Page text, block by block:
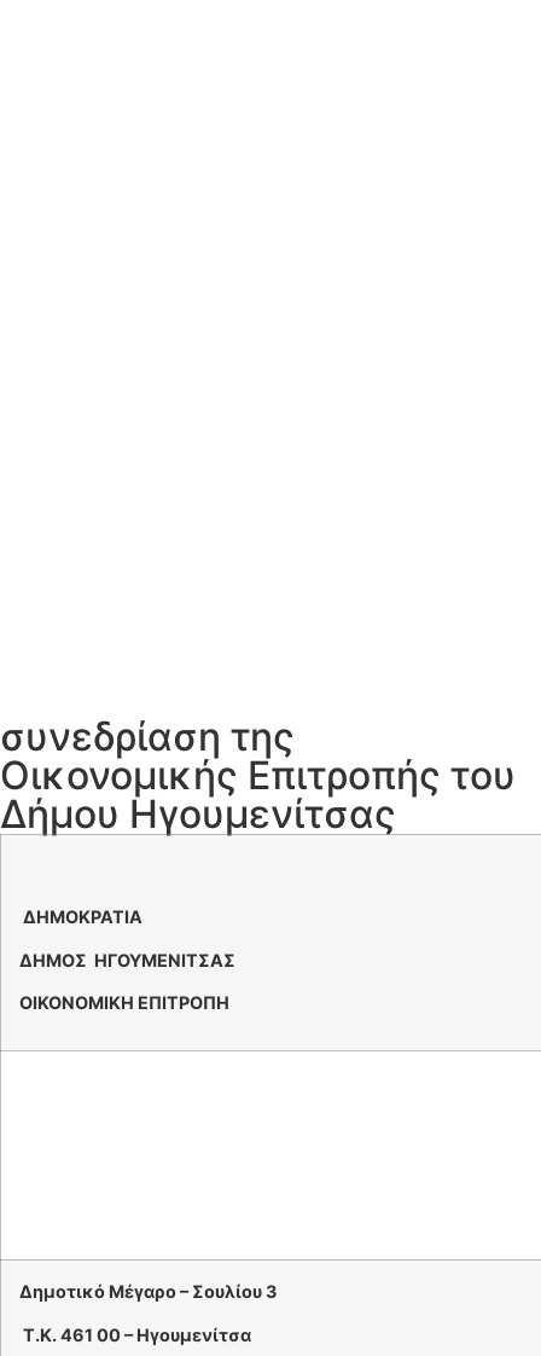
συνεδρίαση της
Οικονομικής Επιτροπής του
Δήμου Ηγουμενίτσας
ΔΗΜΟΚΡΑΤΙΑ
ΔΗΜΟΣ ΗΓΟΥΜΕΝΙΤΣΑΣ
ΟΙΚΟΝΟΜΙΚΗ ΕΠΙΤΡΟΠΗ
Δημοτικό Μέγαρο – Σουλίου 3
Τ.Κ. 461 00 – Ηγουμενίτσα